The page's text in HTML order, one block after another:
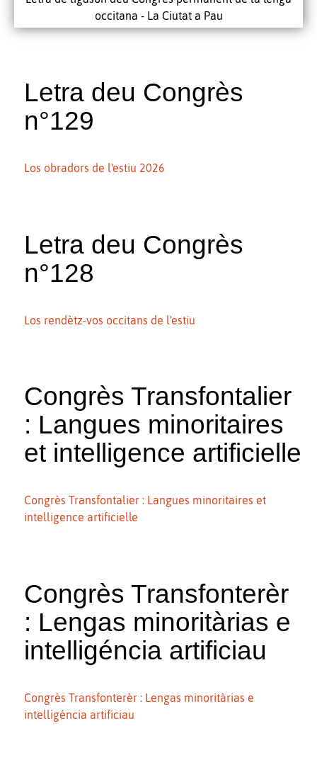
occitana - La Ciutat a Pau
Letra deu Congrès
n°129
Los obradors de l'estiu 2026
Letra deu Congrès
n°128
Los rendètz-vos occitans de l'estiu
Congrès Transfontalier
: Langues minoritaires
et intelligence artificielle
Congrès Transfontalier : Langues minoritaires et
intelligence artificielle
Congrès Transfonterèr
: Lengas minoritàrias e
intelligéncia artificiau
Congrès Transfonterèr : Lengas minoritàrias e
intelligéncia artificiau